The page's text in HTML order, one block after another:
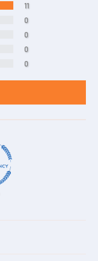
11
0
0
0
0